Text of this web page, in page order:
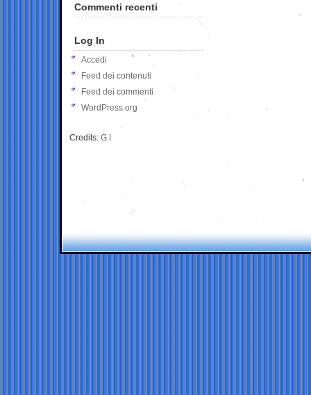
Commenti recenti
Log In
Accedi
Feed dei contenuti
Feed dei commenti
WordPress.org
Credits: G.I